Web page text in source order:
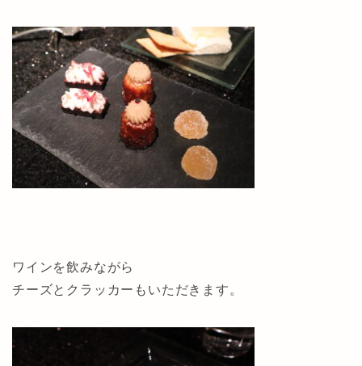
ワインを飲みながら
チーズとクラッカーもいただきます。